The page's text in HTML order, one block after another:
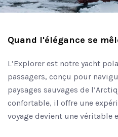
Quand l'élégance se
L’Explorer est notre yacht
passagers, conçu pour
paysages sauvages de
confortable, il offre une
voyage devient une véritable